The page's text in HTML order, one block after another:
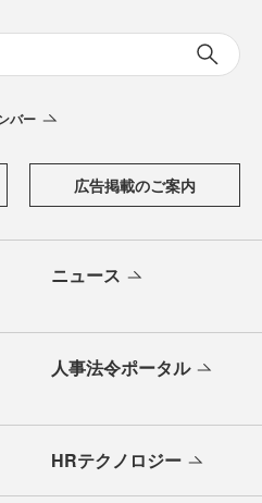
バー
広告掲載のご案内
ニュース
人事法令ポータル
HRテクノロジー